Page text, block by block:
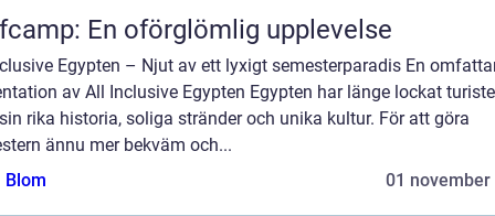
En oförglömlig upplevelse
Egypten – Njut av ett lyxigt semesterparadis En
av All Inclusive Egypten Egypten har länge lockat
rika historia, soliga stränder och unika kultur. För att göra
ännu mer bekväm och...
Blom
01 november